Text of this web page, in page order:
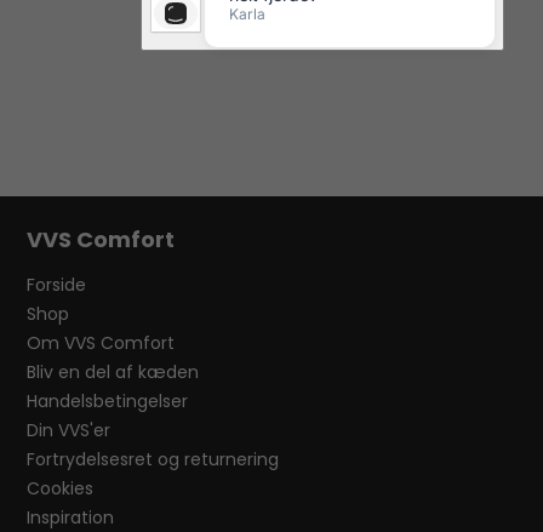
montering.
Kontakt os her
VVS Comfort
Forside
Shop
Om VVS Comfort
Bliv en del af kæden
Handelsbetingelser
Din VVS'er
Fortrydelsesret og returnering
Cookies
Inspiration